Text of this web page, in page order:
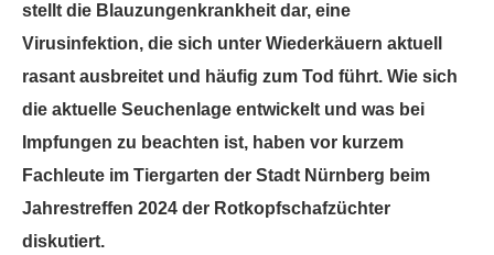
stellt die Blauzungenkrankheit dar, eine
Virusinfektion, die sich unter Wiederkäuern aktuell
rasant ausbreitet und häufig zum Tod führt. Wie sich
die aktuelle Seuchenlage entwickelt und was bei
Impfungen zu beachten ist, haben vor kurzem
Fachleute im Tiergarten der Stadt Nürnberg beim
Jahrestreffen 2024 der Rotkopfschafzüchter
diskutiert.